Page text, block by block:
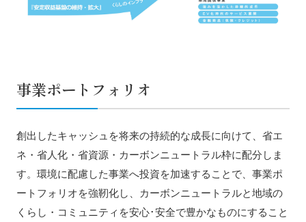
事業ポートフォリオ
創出したキャッシュを将来の持続的な成長に向けて、省エ
ネ・省人化・省資源・カーボンニュートラル枠に配分しま
す。環境に配慮した事業へ投資を加速することで、事業ポ
ートフォリオを強靭化し、カーボンニュートラルと地域の
くらし・コミュニティを安心･安全で豊かなものにすること